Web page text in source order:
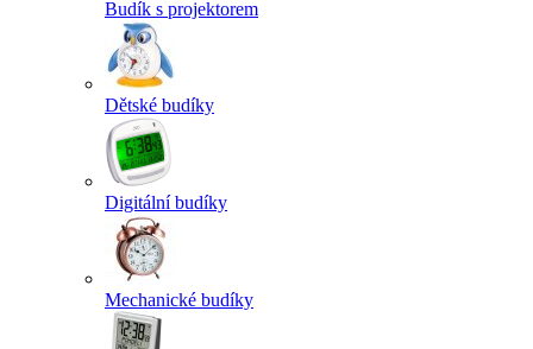
Budík s projektorem
Dětské budíky
Digitální budíky
Mechanické budíky